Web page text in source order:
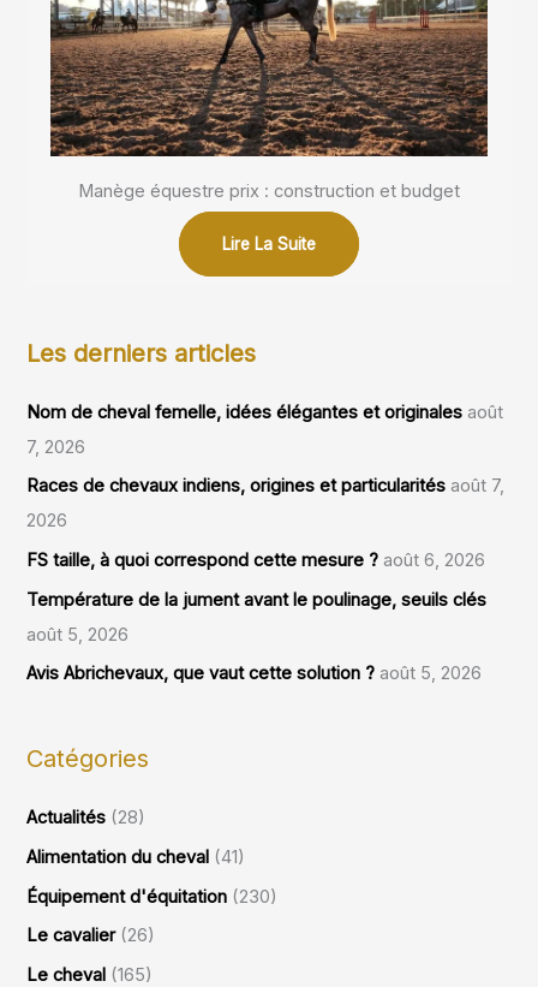
Manège équestre prix : construction et budget
Lire La Suite
Les derniers articles
Nom de cheval femelle, idées élégantes et originales août
7, 2026
Races de chevaux indiens, origines et particularités août 7,
2026
FS taille, à quoi correspond cette mesure ? août 6, 2026
Température de la jument avant le poulinage, seuils clés
août 5, 2026
Avis Abrichevaux, que vaut cette solution ? août 5, 2026
Catégories
Actualités (28)
Alimentation du cheval (41)
Équipement d'équitation (230)
Le cavalier(26)
Le cheval (165)